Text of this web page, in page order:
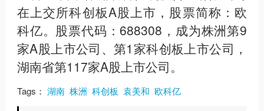
在上交所科创板A股上市，股票简称：欧
科亿。股票代码：688308，成为株洲第9
家A股上市公司、第1家科创板上市公司，
湖南省第117家A股上市公司。
Tags： 湖南 株洲 科创板 袁美和 欧科亿